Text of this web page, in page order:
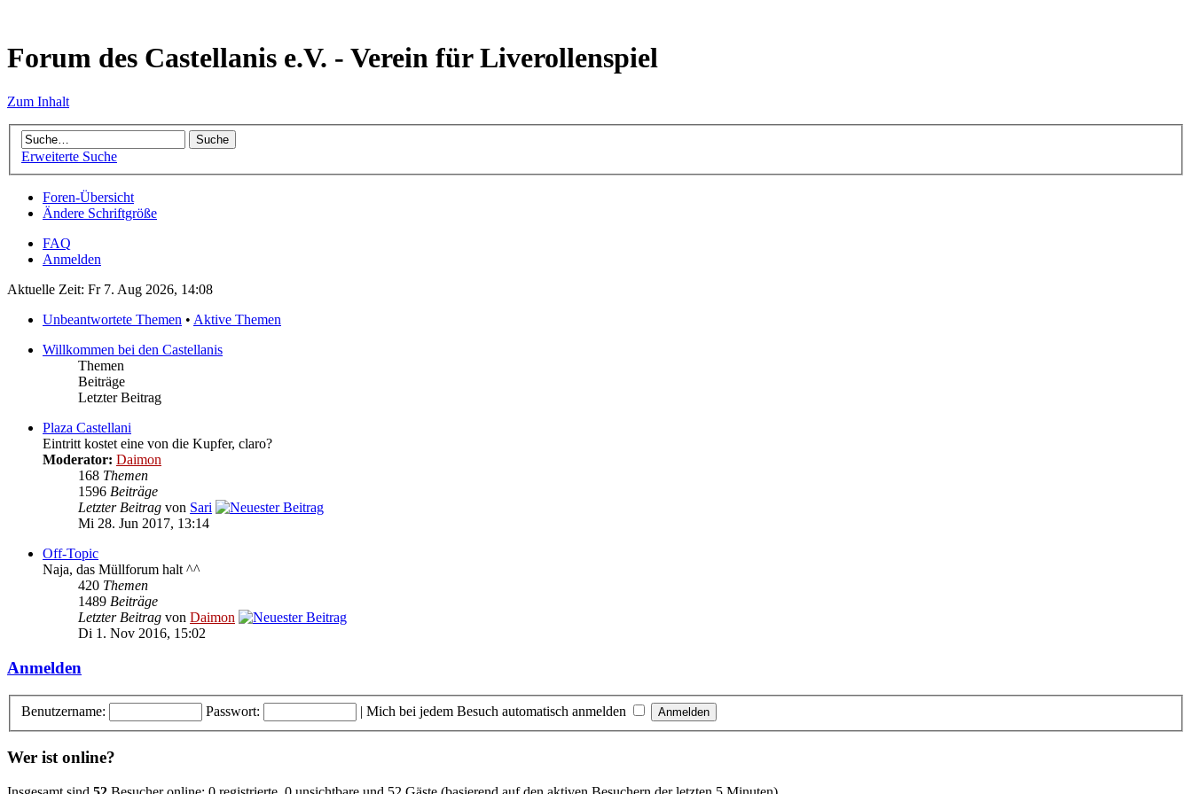
Forum des Castellanis e.V. - Verein für Liverollenspiel
Zum Inhalt
Erweiterte Suche
Foren-Übersicht
Ändere Schriftgröße
FAQ
Anmelden
Aktuelle Zeit: Fr 7. Aug 2026, 14:08
Unbeantwortete Themen • Aktive Themen
Willkommen bei den Castellanis
Themen
Beiträge
Letzter Beitrag
Plaza Castellani
Eintritt kostet eine von die Kupfer, claro?
Moderator: Daimon
168 Themen
1596 Beiträge
Letzter Beitrag von Sari
Mi 28. Jun 2017, 13:14
Off-Topic
Naja, das Müllforum halt ^^
420 Themen
1489 Beiträge
Letzter Beitrag von Daimon
Di 1. Nov 2016, 15:02
Anmelden
Benutzername: Passwort: | Mich bei jedem Besuch automatisch anmelden
Wer ist online?